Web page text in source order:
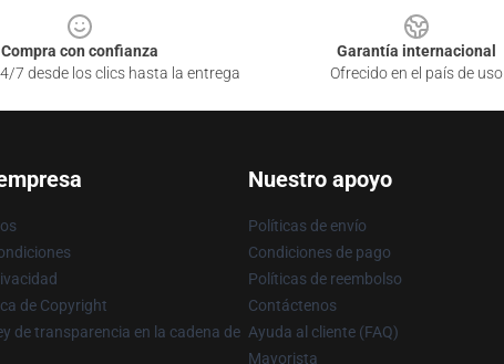
Compra con confianza
7 desde los clics hasta la entrega
Garantía internacional
Ofrecido en el país de uso
de Copyright
de transparencia en la cadena de
Nuestro apoyo
Políticas de envío
Condiciones de pago
Políticas de reembolso
Contáctenos
Ayuda al cliente (FAQ)
Mayorista